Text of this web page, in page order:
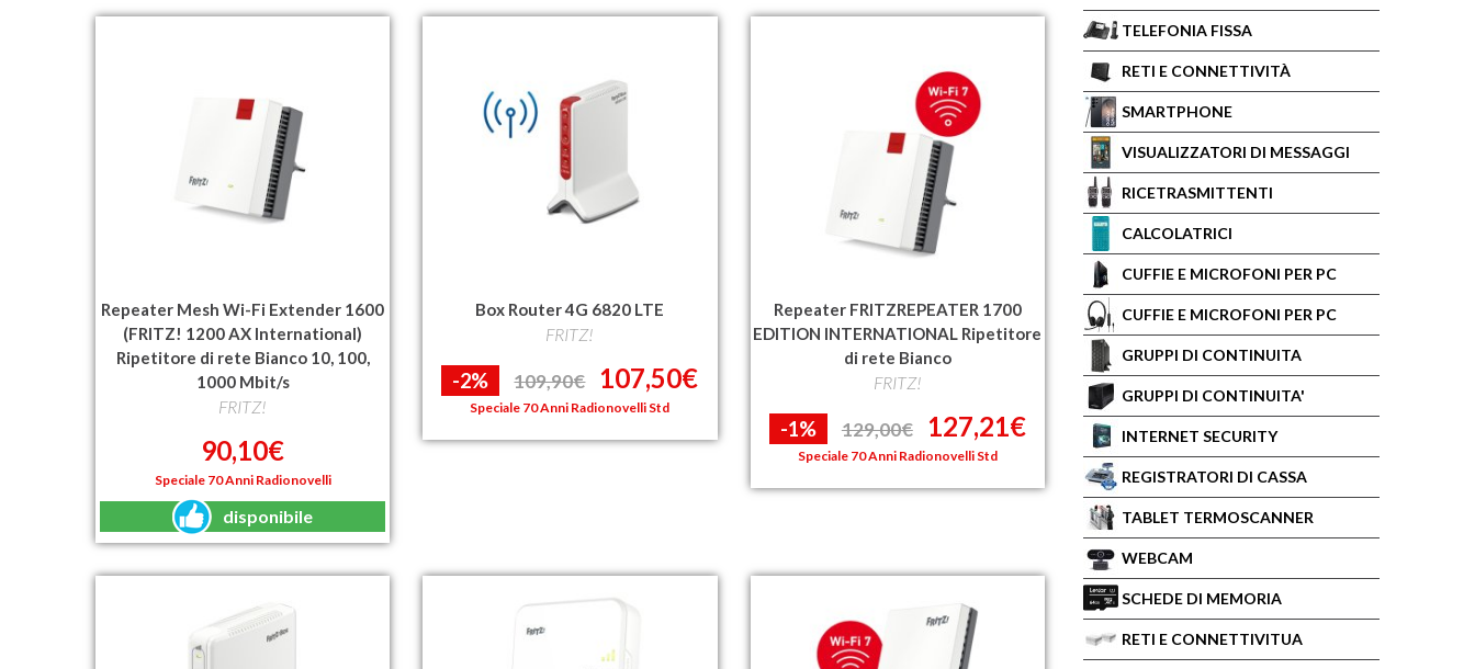
TELEFONIA FISSA
RETI E CONNETTIVITÀ
SMARTPHONE
VISUALIZZATORI DI MESSAGGI
RICETRASMITTENTI
CALCOLATRICI
CUFFIE E MICROFONI PER PC
CUFFIE E MICROFONI PER PC
GRUPPI DI CONTINUITA
GRUPPI DI CONTINUITA'
INTERNET SECURITY
REGISTRATORI DI CASSA
TABLET TERMOSCANNER
WEBCAM
SCHEDE DI MEMORIA
RETI E CONNETTIVITUA
Repeater Mesh Wi-Fi Extender 1600
(FRITZ! 1200 AX International)
Ripetitore di rete Bianco 10, 100,
1000 Mbit/s
FRITZ!
90,10€
Speciale 70 Anni Radionovelli
disponibile
Box Router 4G 6820 LTE
FRITZ!
-2% 109,90€ 107,50€
Speciale 70 Anni Radionovelli Std
Repeater FRITZREPEATER 1700
EDITION INTERNATIONAL Ripetitore
di rete Bianco
FRITZ!
-1% 129,00€ 127,21€
Speciale 70 Anni Radionovelli Std